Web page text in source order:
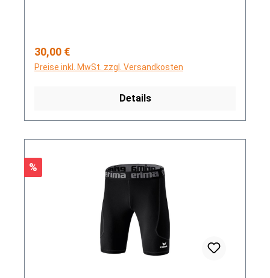
Regulärer Preis:
30,00 €
Preise inkl. MwSt. zzgl. Versandkosten
Details
Rabatt
%